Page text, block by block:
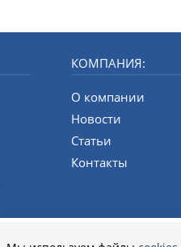
КОМПАНИЯ:
О компании
Новости
Статьи
Контакты